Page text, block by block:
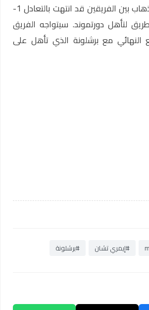
وكانت مباراة الذهاب بين الفريقين قد انتهت بالتعادل 1-
لتأهل دورتموند. سيتواجه الفريق
النهائي مع برشلونة الذي تأهل على
#إيمري تشان #برشلونة